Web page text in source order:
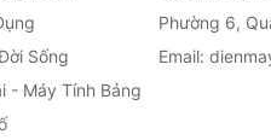
Sống
- Máy Tính Bảng
Phường 6,
Email: